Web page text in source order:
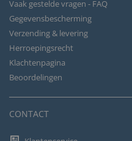
Vaak gestelde vragen - FAQ
Gegevensbescherming
Verzending & levering
Herroepingsrecht
Klachtenpagina
Beoordelingen
CONTACT